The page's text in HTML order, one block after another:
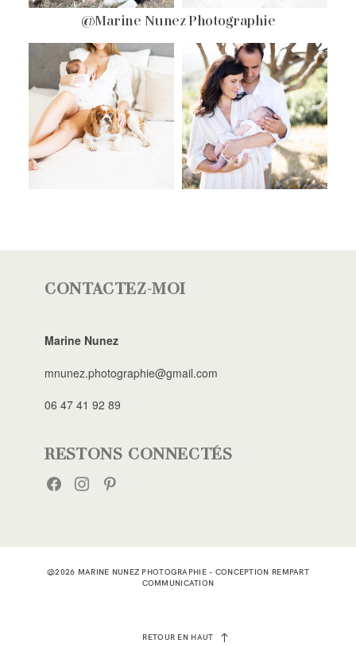
@Marine Nunez Photographie
CONTACTEZ-MOI
Marine Nunez
mnunez.photographie@gmail.com
06 47 41 92 89
RESTONS CONNECTÉS
@2026 MARINE NUNEZ PHOTOGRAPHIE - CONCEPTION REMPART
COMMUNICATION
RETOUR EN HAUT